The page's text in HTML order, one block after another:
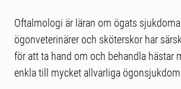
Oftalmologi är läran om ögats
ögonveterinärer och sköterskor har
för att ta hand om och behandla hästar
enkla till mycket allvarliga